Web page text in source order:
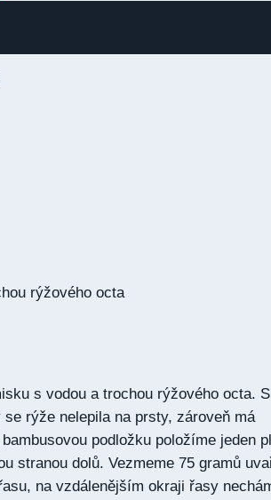
rýžového octa
s vodou a trochou rýžového octa.
rýže nelepila na prsty, zároveň má
podložku položíme jeden
stranou dolů. Vezmeme 75 gramů
na vzdálenějším okraji řasy